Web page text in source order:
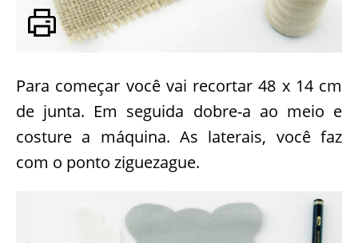
Para começar você vai recortar 48 x 14 cm
de junta. Em seguida dobre-a ao meio e
costure a máquina. As laterais, você faz
com o ponto ziguezague.